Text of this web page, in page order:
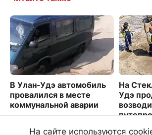
В Улан-Удэ автомобиль
провалился в месте
коммунальной аварии
На
Удэ
1616
На сайте используются